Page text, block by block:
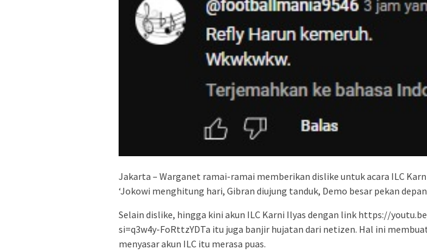
Jakarta – Warganet ramai-ramai memberikan dislike untuk acara ILC
‘Jokowi menghitung hari, Gibran diujung tanduk, Demo besar pekan depan
Selain dislike, hingga kini akun ILC Karni Ilyas dengan link https://
si=q3w4y-FoRttzYDTa itu juga banjir hujatan dari netizen. Hal ini
menyasar akun ILC itu merasa puas.